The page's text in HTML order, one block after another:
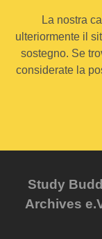
La nostra
ulteriormente il
sostegno. Se
considerate la
Study
Archives